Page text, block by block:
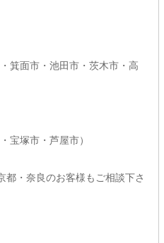
箕面市・池田市・茨木市・高
宝塚市・芦屋市）
都・奈良のお客様もご相談下さ